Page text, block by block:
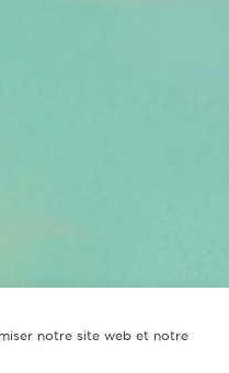
notre site web et notre